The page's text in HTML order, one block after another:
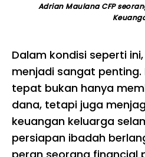
Adrian Maulana CFP
Dalam kondisi seperti
menjadi sangat
tepat bukan hanya
dana, tetapi juga
keuangan keluarga
persiapan ibadah